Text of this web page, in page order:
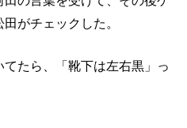
がチェックした。
たら、「靴下は左右黒」っ